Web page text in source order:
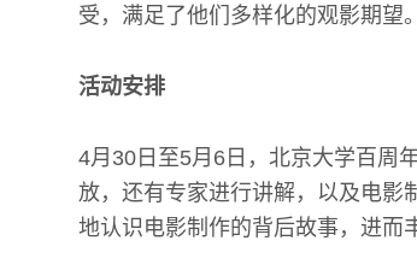
受，满足了他们多样化的观影期望。
活动安排
4月30日至5月6日，北京大学百周
放，还有专家进行讲解，以及电影
地认识电影制作的背后故事，进而